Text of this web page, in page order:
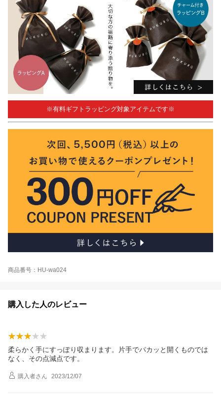
※有料ギフトラッピング対象アイテムです※
商品番号：HU-wa024
購入した人のレビュー
柔らかく手にすっぽり収まります。片手でパカッと開くものでは
なく、その点減点です。
購入者さん 2023/12/07